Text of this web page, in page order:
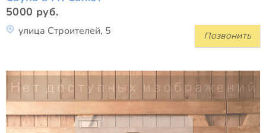
5000 руб.
Позвонить
улица Строителей, 5